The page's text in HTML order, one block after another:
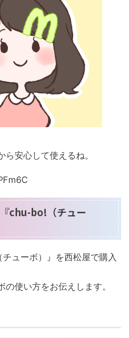
安心して使えるね。
chu-bo!（チュー
ューボ）』を西松屋で購入
使い方をお伝えします。